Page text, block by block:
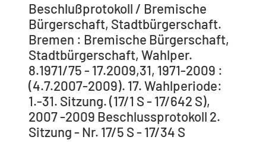
Beschlußprotokoll / Bremische
Bürgerschaft, Stadtbürgerschaft.
Bremen : Bremische Bürgerschaft,
Stadtbürgerschaft, Wahlper.
8.1971/75 - 17.2009,31, 1971-2009 :
(4.7.2007-2009). 17. Wahlperiode:
1.-31. Sitzung. (17/1 S - 17/642 S),
2007 -2009 Beschlussprotokoll 2.
Sitzung - Nr. 17/5 S - 17/34 S